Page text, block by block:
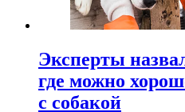
Эксперты
где можно
с собакой